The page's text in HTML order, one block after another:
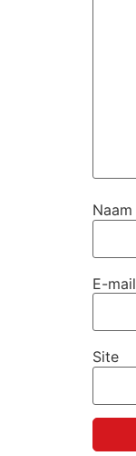
Naam
E-mail
Site